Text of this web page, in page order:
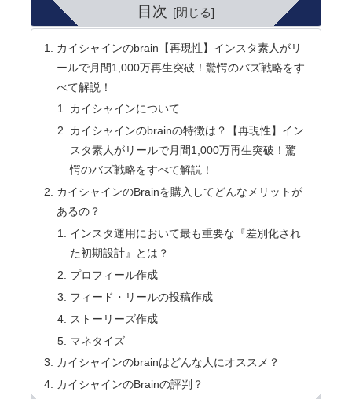
目次
カイシャインのbrain【再現性】インスタ素人がリ
ールで月間1,000万再生突破！驚愕のバズ戦略をす
べて解説！
カイシャインについて
カイシャインのbrainの特徴は？【再現性】イン
スタ素人がリールで月間1,000万再生突破！驚
愕のバズ戦略をすべて解説！
カイシャインのBrainを購入してどんなメリットが
あるの？
インスタ運用において最も重要な『差別化され
た初期設計』とは？
プロフィール作成
フィード・リールの投稿作成
ストーリーズ作成
マネタイズ
カイシャインのbrainはどんな人にオススメ？
カイシャインのBrainの評判？